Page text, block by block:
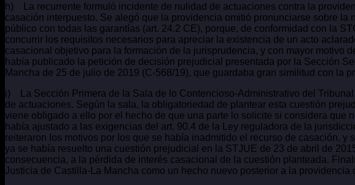
h) La recurrente formuló incidente de nulidad de actuaciones contra la
casación interpuesto. Se alegó que la providencia omitió pronunciarse sobre
público con todas las garantías (art. 24.2 CE), porque, de conformidad con la
concurrir los requisitos necesarios para apreciar la existencia de un acto
casacional objetivo para la formación de la jurisprudencia, y con mayor motivo
había publicado la petición de decisión prejudicial presentada por la Sección
Mancha de 25 de julio de 2019 (C-568/19), que guardaba gran similitud con la
i) La Sección Primera de la Sala de lo Contencioso-Administrativo del
de actuaciones. Según la sala, la obligatoriedad de plantear esta cuestión
viene obligado a ello por el hecho de que una parte lo solicite si considera
había ajustado a las exigencias del art. 90.4 de la Ley reguladora de la
reiteraron los motivos por los que se había inadmitido el recurso de casación,
ya se había resuelto una cuestión prejudicial en la STJUE de 23 de abril de
consecuencia, a la pérdida de interés casacional de la cuestión planteada.
Justicia de Castilla-La Mancha como un hecho nuevo posterior a la